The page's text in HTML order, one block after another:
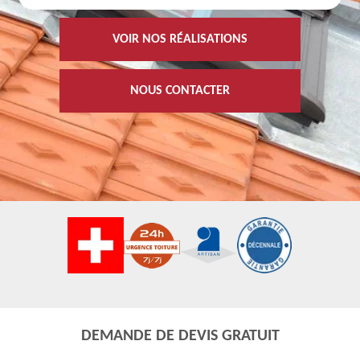
VOIR NOS RÉALISATIONS
NOUS CONTACTER
DEMANDE DE DEVIS GRATUIT